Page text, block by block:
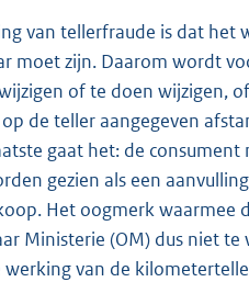
van tellerfraude is dat
moet zijn. Daarom wordt
of te doen wijzigen,
de teller aangegeven
gaat het: de
gezien als een
Het oogmerk
Ministerie (OM) dus niet
van de